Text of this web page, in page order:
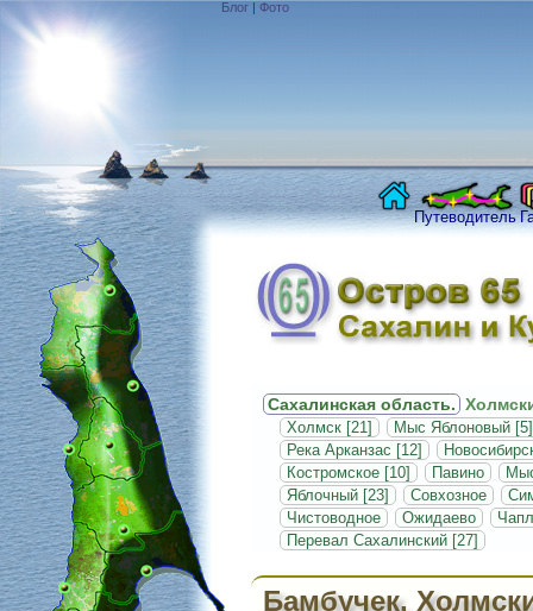
Блог | Фото
Путеводитель
Сахалинская область.
Холмск [21]
Мыс Яблоновый [5]
Река Арканзас [12]
Костромское [10]
Павино
Яблочный [23]
Совхозное
Чистоводное
Ожидаево
Перевал Сахалинский [27]
Бамбучек,